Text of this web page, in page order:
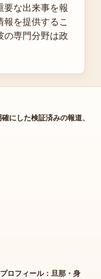
要な出来事を報
を提供するこ
の専門分野は政
にした検証済みの報道、
ロフィール：旦那・身